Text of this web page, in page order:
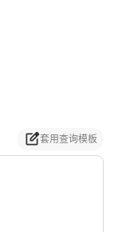
套用查询模板